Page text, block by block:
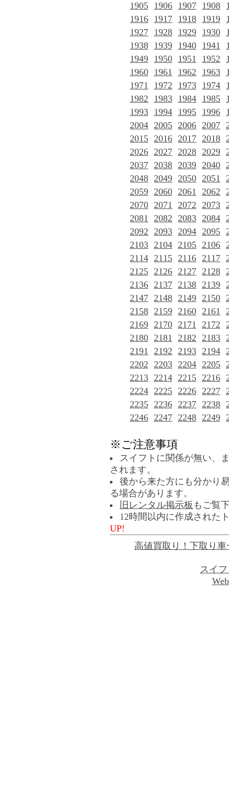
1905 1906 1907 1908
1916 1917 1918 1919
1927 1928 1929 1930
1938 1939 1940 1941
1949 1950 1951 1952
1960 1961 1962 1963
1971
1972 1973 1974
1982
1983 1984 1985
1993 1994 1995 1996
2004 2005 2006 2007
2015 2016 2017 2018
2026 2027 2028 2029
2037 2038 2039 2040
2048 2049 2050 2051
2059 2060 2061 2062
2070 2071 2072 2073
2081 2082 2083 2084
2092 2093 2094 2095
2103 2104 2105 2106
2114 2115 2116 2117
2125 2126 2127 2128
2136 2137 2138 2139
2147 2148 2149 2150
2158 2159 2160 2161
2169 2170 2171 2172
2180 2181 2182 2183
2191 2192 2193 2194
2202 2203 2204 2205
2213 2214 2215 2216
2224 2225 2226 2227
2235 2236 2237 2238
2246 2247 2248 2249
※ご注意事項
スイフトに関係が無い、
されます。
後から来た方にも分かり
る場合があります。
旧レンタル掲示板 もご覧
12時間以内に作成された
UP!
高値買取り！下取り車
スイ